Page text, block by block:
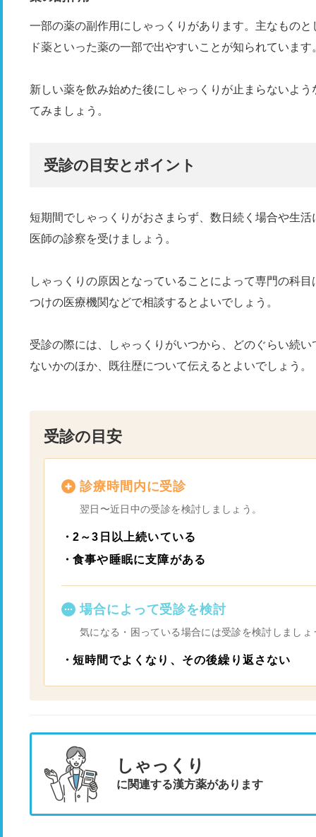
一部の薬の副作用にしゃっくりがあります。主なもの
ド薬といった薬の一部で出やすいことが知られています
新しい薬を飲み始めた後にしゃっくりが止まらないよ
てみましょう。
受診の目安とポイント
短期間でしゃっくりがおさまらず、数日続く場合や生
医師の診察を受けましょう。
しゃっくりの原因となっていることによって専門の科
つけの医療機関などで相談するとよいでしょう。
受診の際には、しゃっくりがいつから、どのぐらい続
ないかのほか、既往歴について伝えるとよいでしょう。
受診の目安
診療時間内に受診
翌日〜近日中の受診を検討しましょう。
2～3日以上続いている
食事や睡眠に支障がある
場合によって受診を検討
気になる・困っている場合には受診を検討しましょ
短時間でよくなり、その後繰り返さない
しゃっくり
に関連する漢方薬があります